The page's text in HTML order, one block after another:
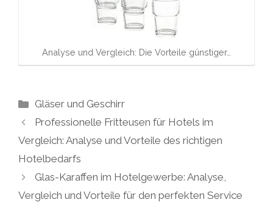
Analyse und Vergleich: Die Vorteile günstiger…
Kategorien
Gläser und Geschirr
Professionelle Fritteusen für Hotels im
Vergleich: Analyse und Vorteile des richtigen
Hotelbedarfs
Glas-Karaffen im Hotelgewerbe: Analyse,
Vergleich und Vorteile für den perfekten Service